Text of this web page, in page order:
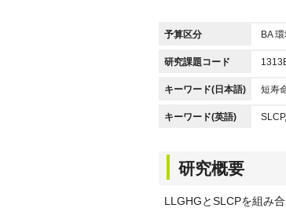
予算区分 BA
研究課題コード
キーワード(日本語) 短寿
キーワード(英語)
研究概要
LLGHGとSLCPを組み